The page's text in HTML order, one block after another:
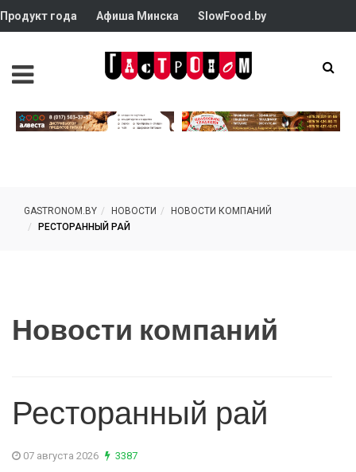
Продукт года Афиша Минска SlowFood.by
GASTRONOM.BY НОВОСТИ
НОВОСТИ КОМПАНИЙ
РЕСТОРАННЫЙ РАЙ
Новости компаний
Ресторанный рай
07 августа 2026 3387